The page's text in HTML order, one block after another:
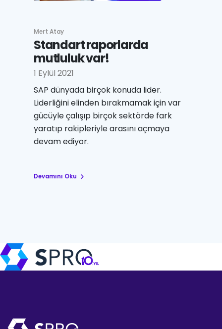
Mert Atay
Standart raporlarda
mutluluk var!
1 Eylül 2021
SAP dünyada birçok konuda lider.
Liderliğini elinden bırakmamak için var
gücüyle çalışıp birçok sektörde fark
yaratıp rakipleriyle arasını açmaya
devam ediyor.
Devamını Oku